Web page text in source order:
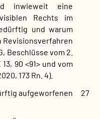
inwieweit eine
Rechts im
und warum
Revisionsverfahren
Beschlüsse vom 2.
13, 90 <91> und vom
173 Rn. 4).
27
aufgeworfenen